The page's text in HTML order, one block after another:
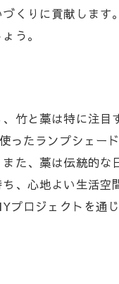
くりに貢献しま
う。
竹と藁は特に注
たランプシェー
た、藁は伝統的
、心地よい生活
ロジェクトを通